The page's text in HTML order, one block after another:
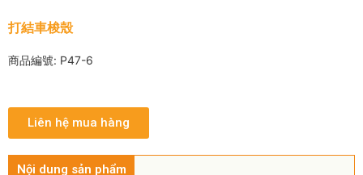
打結車梭殼
商品編號: P47-6
Liên hệ mua hàng
Nội dung sản phẩm